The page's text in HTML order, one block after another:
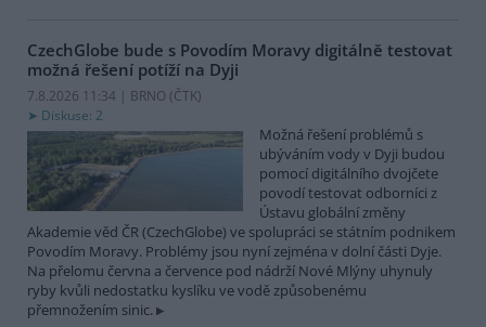
CzechGlobe bude s Povodím Moravy digitálně testovat
možná řešení potíží na Dyji
7.8.2026 11:34 | BRNO (ČTK)
Diskuse: 2
Možná řešení problémů s
ubýváním vody v Dyji budou
pomocí digitálního dvojčete
povodí testovat odborníci z
Ústavu globální změny
Akademie věd ČR (CzechGlobe) ve spolupráci se státním podnikem
Povodím Moravy. Problémy jsou nyní zejména v dolní části Dyje.
Na přelomu června a července pod nádrží Nové Mlýny uhynuly
ryby kvůli nedostatku kyslíku ve vodě způsobenému
přemnožením sinic.